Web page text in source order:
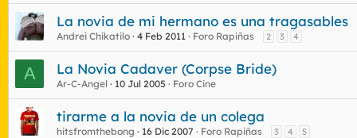
La novia de mi hermano es una tragasables
Andrei Chikatilo 4 Feb 2011 Foro Rapiñas 2 3 4
A La Novia Cadaver (Corpse Bride)
Ar-C-Angel 10 Jul 2005 Foro Cine
tirarme a la novia de un colega
hitsfromthebong 16 Dic 2007 Foro Rapiñas 3 4 5